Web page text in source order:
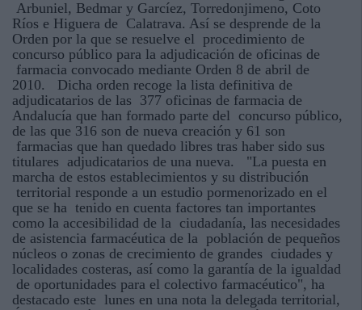
Arbuniel, Bedmar y Garcíez, Torredonjimeno, Coto
Ríos e Higuera de Calatrava. Así se desprende de la
Orden por la que se resuelve el procedimiento de
concurso público para la adjudicación de oficinas de
farmacia convocado mediante Orden 8 de abril de
2010. Dicha orden recoge la lista definitiva de
adjudicatarios de las 377 oficinas de farmacia de
Andalucía que han formado parte del concurso público,
de las que 316 son de nueva creación y 61 son
farmacias que han quedado libres tras haber sido sus
titulares adjudicatarios de una nueva. "La puesta en
marcha de estos establecimientos y su distribución
territorial responde a un estudio pormenorizado en el
que se ha tenido en cuenta factores tan importantes
como la accesibilidad de la ciudadanía, las necesidades
de asistencia farmacéutica de la población de pequeños
núcleos o zonas de crecimiento de grandes ciudades y
localidades costeras, así como la garantía de la igualdad
de oportunidades para el colectivo farmacéutico", ha
destacado este lunes en una nota la delegada territorial,